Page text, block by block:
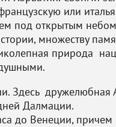
или
под открытым
множеству
природа
Здесь
Далмации.
до Венеции, причем